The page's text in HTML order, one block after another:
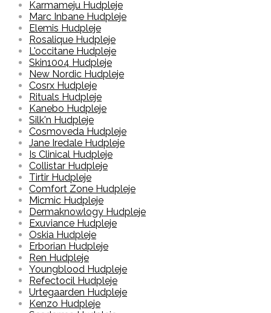
Karmameju Hudpleje
Marc Inbane Hudpleje
Elemis Hudpleje
Rosalique Hudpleje
L'occitane Hudpleje
Skin1004 Hudpleje
New Nordic Hudpleje
Cosrx Hudpleje
Rituals Hudpleje
Kanebo Hudpleje
Silk'n Hudpleje
Cosmoveda Hudpleje
Jane Iredale Hudpleje
Is Clinical Hudpleje
Collistar Hudpleje
Tirtir Hudpleje
Comfort Zone Hudpleje
Micmic Hudpleje
Dermaknowlogy Hudpleje
Exuviance Hudpleje
Oskia Hudpleje
Erborian Hudpleje
Ren Hudpleje
Youngblood Hudpleje
Refectocil Hudpleje
Urtegaarden Hudpleje
Kenzo Hudpleje